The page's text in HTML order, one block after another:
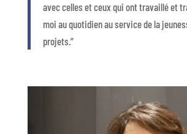
aveccelles et ceux qui ont travaillé et
moi au quotidien au service de la
projets.”